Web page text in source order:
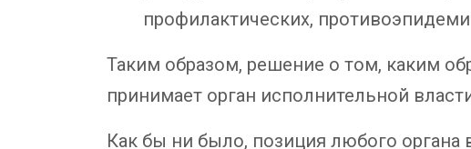
профилактических,
Таким образом, решение о том, каким
принимает орган исполнительной
Как бы ни было, позиция любого органа